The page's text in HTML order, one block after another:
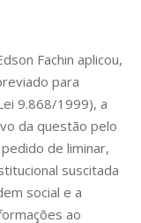
Fachin aplicou,
para
9.868/1999), a
da questão pelo
de liminar,
suscitada
social e a
ao